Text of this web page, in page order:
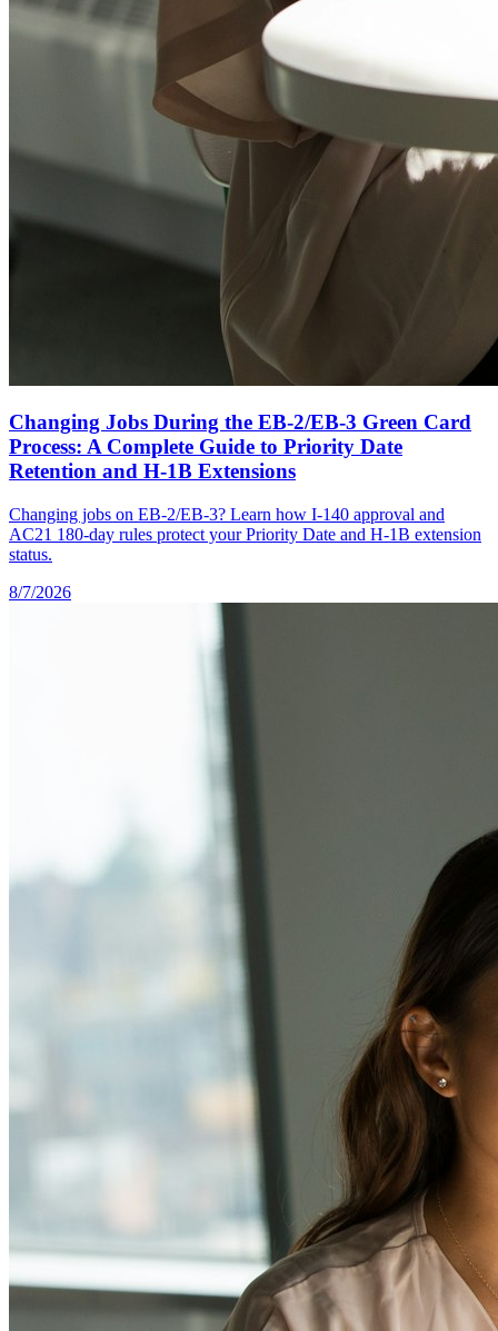
Changing Jobs During the EB-2/EB-3 Green Card
Process: A Complete Guide to Priority Date
Retention and H-1B Extensions
Changing jobs on EB-2/EB-3? Learn how I-140 approval and
AC21 180-day rules protect your Priority Date and H-1B extension
status.
8/7/2026